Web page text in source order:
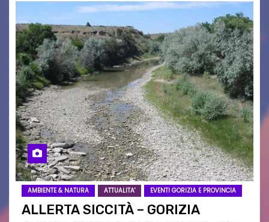
AMBIENTE & NATURA ATTUALITA' EVENTI GORIZIA E PROVINCIA
ALLERTA SICCITÀ – GORIZIA